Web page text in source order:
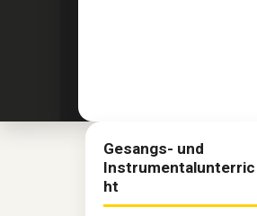
Gesangs- und
Instrumentalunterric
ht